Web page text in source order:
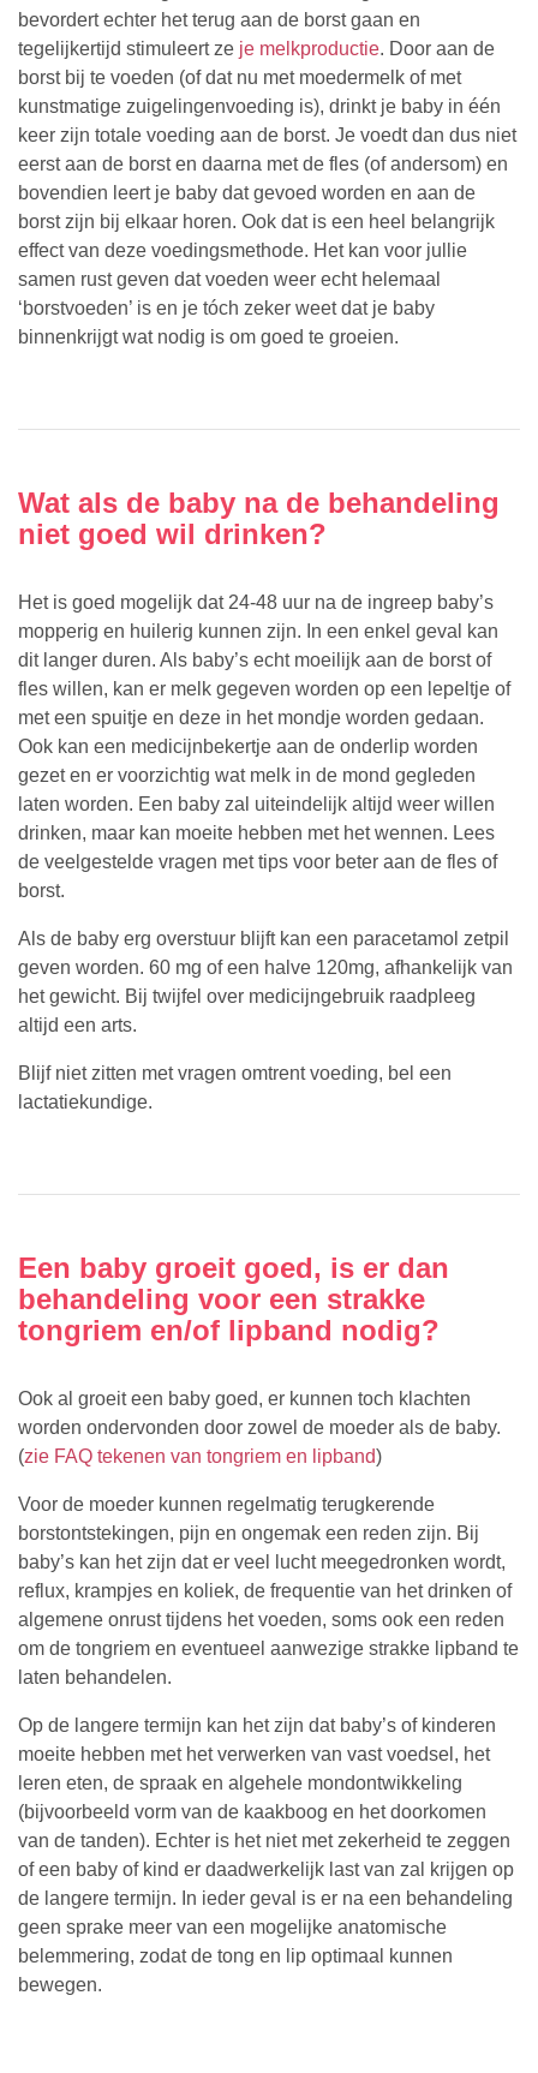
bevordert echter het terug aan de borst gaan en
tegelijkertijd stimuleert ze je melkproductie. Door aan de
borst bij te voeden (of dat nu met moedermelk of met
kunstmatige zuigelingenvoeding is), drinkt je baby in één
keer zijn totale voeding aan de borst. Je voedt dan dus niet
eerst aan de borst en daarna met de fles (of andersom) en
bovendien leert je baby dat gevoed worden en aan de
borst zijn bij elkaar horen. Ook dat is een heel belangrijk
effect van deze voedingsmethode. Het kan voor jullie
samen rust geven dat voeden weer echt helemaal
‘borstvoeden’ is en je tóch zeker weet dat je baby
binnenkrijgt wat nodig is om goed te groeien.
Wat als de baby na de behandeling
niet goed wil drinken?
Het is goed mogelijk dat 24-48 uur na de ingreep baby’s
mopperig en huilerig kunnen zijn. In een enkel geval kan
dit langer duren. Als baby’s echt moeilijk aan de borst of
fles willen, kan er melk gegeven worden op een lepeltje of
met een spuitje en deze in het mondje worden gedaan.
Ook kan een medicijnbekertje aan de onderlip worden
gezet en er voorzichtig wat melk in de mond gegleden
laten worden. Een baby zal uiteindelijk altijd weer willen
drinken, maar kan moeite hebben met het wennen. Lees
de veelgestelde vragen met tips voor beter aan de fles of
borst.
Als de baby erg overstuur blijft kan een paracetamol zetpil
geven worden. 60 mg of een halve 120mg, afhankelijk van
het gewicht. Bij twijfel over medicijngebruik raadpleeg
altijd een arts.
Blijf niet zitten met vragen omtrent voeding, bel een
lactatiekundige.
Een baby groeit goed, is er dan
behandeling voor een strakke
tongriem en/of lipband nodig?
Ook al groeit een baby goed, er kunnen toch klachten
worden ondervonden door zowel de moeder als de baby.
(zie FAQ tekenen van tongriem en lipband)
Voor de moeder kunnen regelmatig terugkerende
borstontstekingen, pijn en ongemak een reden zijn. Bij
baby’s kan het zijn dat er veel lucht meegedronken wordt,
reflux, krampjes en koliek, de frequentie van het drinken of
algemene onrust tijdens het voeden, soms ook een reden
om de tongriem en eventueel aanwezige strakke lipband te
laten behandelen.
Op de langere termijn kan het zijn dat baby’s of kinderen
moeite hebben met het verwerken van vast voedsel, het
leren eten, de spraak en algehele mondontwikkeling
(bijvoorbeeld vorm van de kaakboog en het doorkomen
van de tanden). Echter is het niet met zekerheid te zeggen
of een baby of kind er daadwerkelijk last van zal krijgen op
de langere termijn. In ieder geval is er na een behandeling
geen sprake meer van een mogelijke anatomische
belemmering, zodat de tong en lip optimaal kunnen
bewegen.